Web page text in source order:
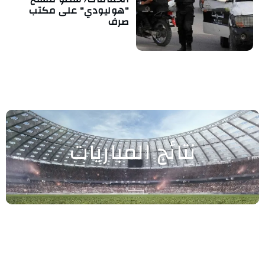
"هوليودي" على مكتب
صرف
نتائج المباريات